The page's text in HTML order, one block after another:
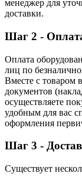
менеджер для
доставки.
Шаг 2 -
Оплата
лиц по
Вместе с товаром
документов
осуществляете
удобным для вас
оформления
Шаг 3 -
Существует